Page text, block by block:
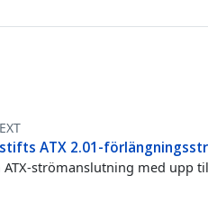
ATX 2.01-
ATX-strömanslutning med upp